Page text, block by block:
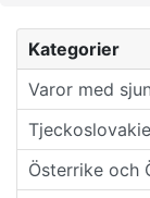
Kategorier
Varor med
Österrike och